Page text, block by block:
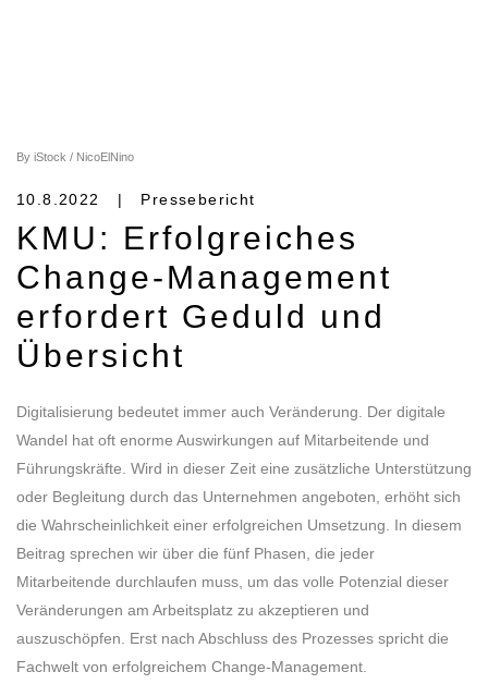
By iStock / NicoElNino
10.8.2022 | Pressebericht
KMU: Erfolgreiches
Change-Management
erfordert Geduld und
Übersicht
Digitalisierung bedeutet immer auch Veränderung. Der digitale
Wandel hat oft enorme Auswirkungen auf Mitarbeitende und
Führungskräfte. Wird in dieser Zeit eine zusätzliche Unterstützung
oder Begleitung durch das Unternehmen angeboten, erhöht sich
die Wahrscheinlichkeit einer erfolgreichen Umsetzung. In diesem
Beitrag sprechen wir über die fünf Phasen, die jeder
Mitarbeitende durchlaufen muss, um das volle Potenzial dieser
Veränderungen am Arbeitsplatz zu akzeptieren und
auszuschöpfen. Erst nach Abschluss des Prozesses spricht die
Fachwelt von erfolgreichem Change-Management.